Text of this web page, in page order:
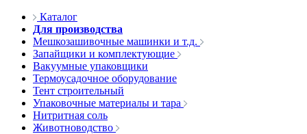
Каталог
Для производства
Мешкозашивочные машинки и т.д.
Запайщики и комплектующие
Вакуумные упаковщики
Термоусадочное оборудование
Тент строительный
Упаковочные материалы и тара
Нитритная соль
Животноводство